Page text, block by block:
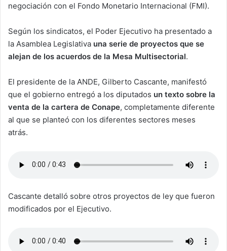
negociación con el Fondo Monetario Internacional (FMI).
Según los sindicatos, el Poder Ejecutivo ha presentado a
la Asamblea Legislativa una serie de proyectos que se
alejan de los acuerdos de la Mesa Multisectorial.
El presidente de la ANDE, Gilberto Cascante, manifestó
que el gobierno entregó a los diputados un texto sobre la
venta de la cartera de Conape, completamente diferente
al que se planteó con los diferentes sectores meses
atrás.
Cascante detalló sobre otros proyectos de ley que fueron
modificados por el Ejecutivo.